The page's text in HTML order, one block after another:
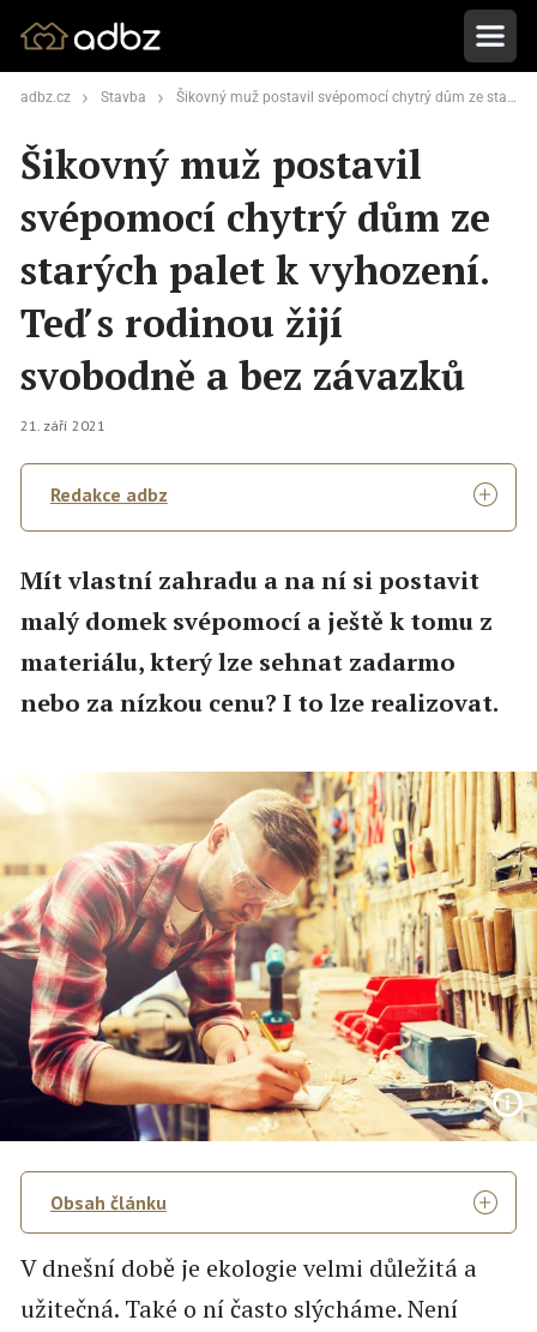
adbz.cz Stavba Šikovný muž postavil svépomocí chytrý dům ze starých palet k vyhození. Teď s rodinou žijí svobodně a bez závazků
Šikovný muž postavil
svépomocí chytrý dům ze
starých palet k vyhození.
Teď s rodinou žijí
svobodně a bez závazků
21. září 2021
Redakce adbz
Mít vlastní zahradu a na ní si postavit
malý domek svépomocí a ještě k tomu z
materiálu, který lze sehnat zadarmo
nebo za nízkou cenu? I to lze realizovat.
Obsah článku
V dnešní době je ekologie velmi důležitá a
užitečná. Také o ní často slýcháme. Není